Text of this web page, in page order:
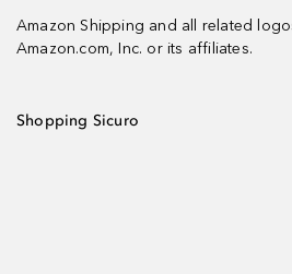
Amazon Shipping and all related
Amazon.com, Inc. or its affiliates.
Shopping Sicuro